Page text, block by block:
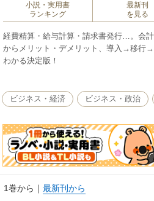
小説・実用書
ランキング
最新刊
を見る
経費精算・給与計算・請求書発行…。会
からメリット・デメリット、導入→移行
わかる決定版！
ビジネス・経済 ビジネス・政治
1巻から ｜ 最新刊から